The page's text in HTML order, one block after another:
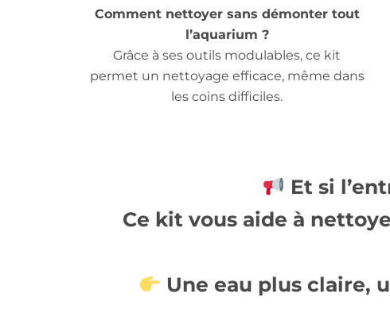
Comment nettoyer sans démonter tout
l’aquarium ?
Grâce à ses outils modulables, ce kit
permet un nettoyage efficace, même dans
les coins difficiles.
Et si
Ce kit vous aide à
Une eau plus claire,